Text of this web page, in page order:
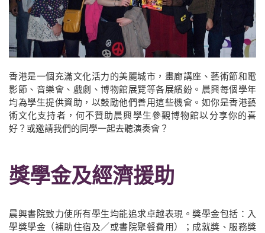
香港是一個充滿文化活力的美麗城市，畫廊講座、藝術節和電
影節、音樂會、戲劇、博物館展覽等各展繽紛。晨興每個學年
均為學生提供資助，以鼓勵他們善用這些機會。如你是香港藝
術文化支持者，何不贊助晨興學生參觀博物館以分享你的喜
好？或邀請我們的同學一起去聽演奏會？
獎學金及經濟援助
晨興書院致力使所有學生均能追求卓越表現。獎學金包括：入
學獎學金（補助住宿及／或書院聚餐費用）；成就獎、服務獎